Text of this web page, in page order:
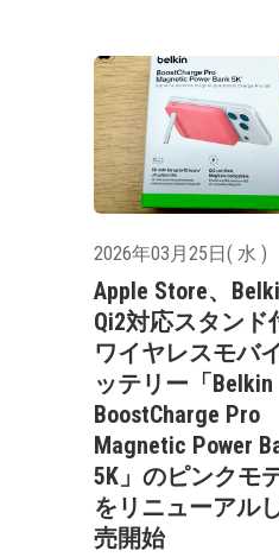
2026年03月25日( 水 )
Apple Store、
Qi2対応スタンド
ワイヤレスモバ
ッテリー「Belkin
BoostCharge Pro
Magnetic Power
5K」のピンクモ
をリニューアル
売開始